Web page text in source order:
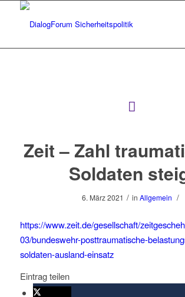
Zeit – Zahl
Soldaten
6. März 2021 / in Allgemein /
https://www.zeit.de/gesellschaft/
03/bundeswehr-posttraumatische-
soldaten-ausland-einsatz
Eintrag teilen